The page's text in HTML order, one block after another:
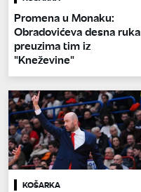
Promena u Monaku:
Obradovićeva desna ruka
preuzima tim iz
"Kneževine"
KOŠARKA